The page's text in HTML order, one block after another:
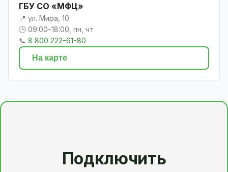
ГБУ СО «МФЦ»
📍 ул. Мира, 10
🕒 09:00-18:00, пн, чт
📞 8 800 222-61-80
На карте
Подключить